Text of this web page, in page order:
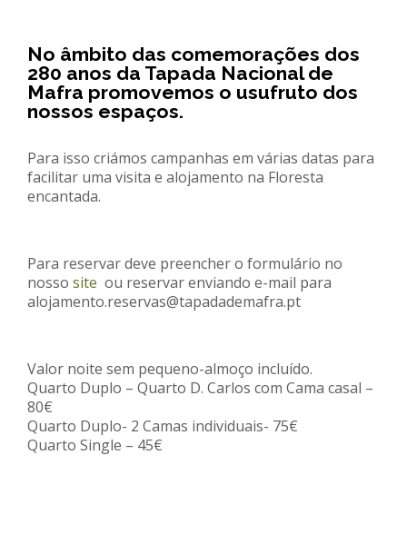
Turismo acessível- Programa valorizar
No âmbito das comemorações dos
280 anos da Tapada Nacional de
Mafra promovemos o usufruto dos
nossos espaços.
Para isso criámos campanhas em várias datas para
facilitar uma visita e alojamento na Floresta
encantada.
Para reservar deve preencher o formulário no
nosso site ou reservar enviando e-mail para
alojamento.reservas@tapadademafra.pt
Valor noite sem pequeno-almoço incluído.
Quarto Duplo – Quarto D. Carlos com Cama casal –
80€
Quarto Duplo- 2 Camas individuais- 75€
Quarto Single – 45€